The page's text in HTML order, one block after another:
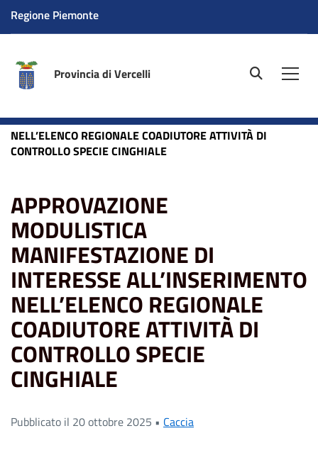
Regione Piemonte
Provincia di Vercelli site.searc
MANIFESTAZIONE DI INTERESSE ALL’INSERIMENTO
NELL’ELENCO REGIONALE COADIUTORE ATTIVITÀ DI
CONTROLLO SPECIE CINGHIALE
APPROVAZIONE
MODULISTICA
MANIFESTAZIONE DI
INTERESSE ALL’INSERIMENTO
NELL’ELENCO REGIONALE
COADIUTORE ATTIVITÀ DI
CONTROLLO SPECIE
CINGHIALE
Pubblicato il 20 ottobre 2025 • Caccia